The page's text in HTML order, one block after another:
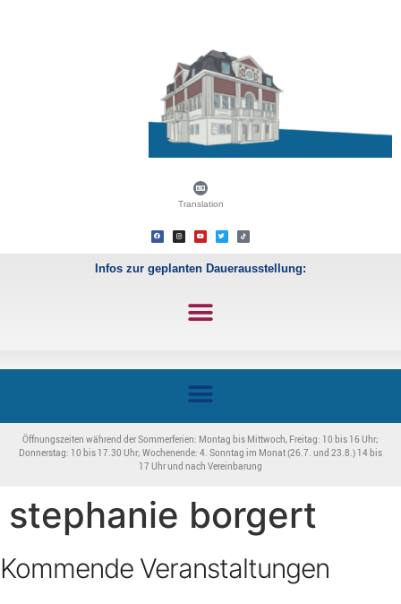
Translation
Infos zur geplanten Dauerausstellung:
Öffnungszeiten während der Sommerferien: Montag bis Mittwoch, Freitag: 10 bis 16 Uhr;
Donnerstag: 10 bis 17.30 Uhr; Wochenende: 4. Sonntag im Monat (26.7. und 23.8.) 14 bis
17 Uhr und nach Vereinbarung
stephanie borgert
Kommende Veranstaltungen